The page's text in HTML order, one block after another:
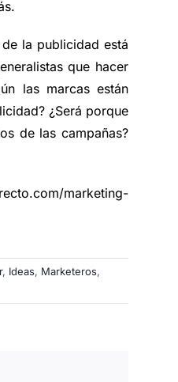
la publicidad está
que hacer
las marcas están
¿Será porque
de las campañas?
marketing-
, Ideas, Marketeros,